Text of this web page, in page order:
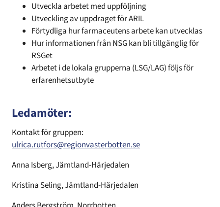
Utveckla arbetet med uppföljning
Utveckling av uppdraget för ARIL
Förtydliga hur farmaceutens arbete kan utvecklas
Hur informationen från NSG kan bli tillgänglig för
RSGet
Arbetet i de lokala grupperna (LSG/LAG) följs för
erfarenhetsutbyte
Ledamöter:
Kontakt för gruppen:
ulrica.rutfors@regionvasterbotten.se
Anna Isberg, Jämtland-Härjedalen
Kristina Seling, Jämtland-Härjedalen